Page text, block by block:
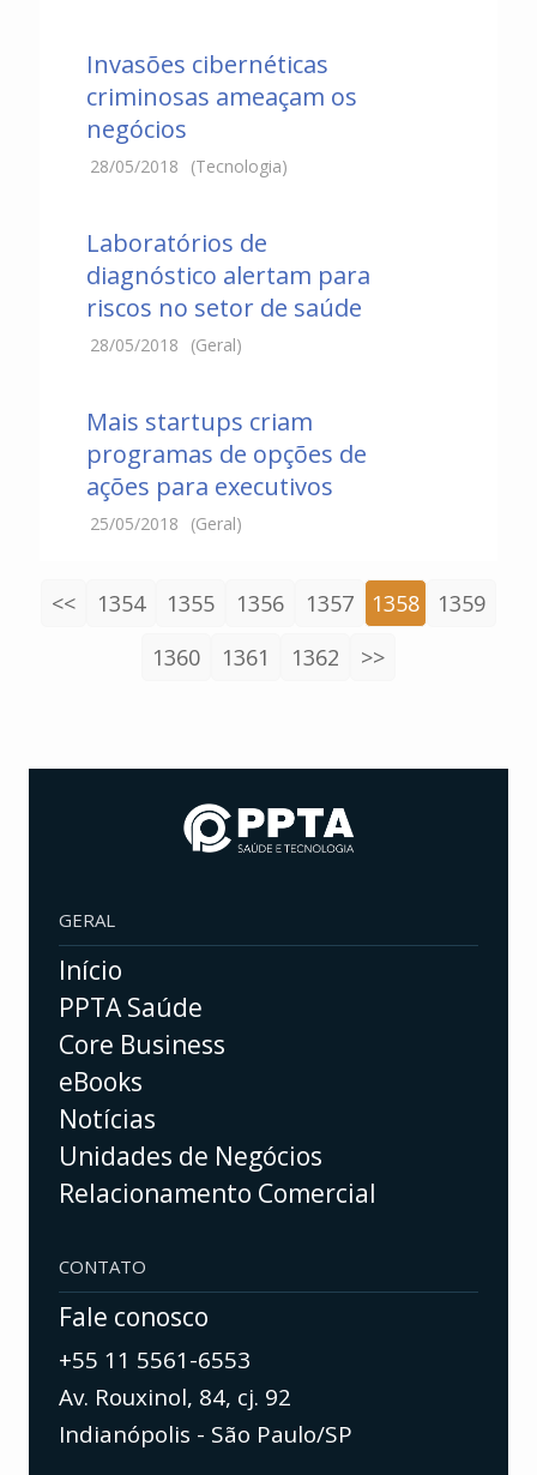
Invasões cibernéticas
criminosas ameaçam os
negócios
28/05/2018 (Tecnologia)
Laboratórios de
diagnóstico alertam para
riscos no setor de saúde
28/05/2018 (Geral)
Mais startups criam
programas de opções de
ações para executivos
25/05/2018 (Geral)
<< 1354 1355 1356 1357 1358
1359
1360
1361 1362 >>
GERAL
Início
PPTA Saúde
Core Business
eBooks
Notícias
Unidades de Negócios
Relacionamento Comercial
CONTATO
Fale conosco
+55 11 5561-6553
Av. Rouxinol, 84, cj. 92
Indianópolis - São Paulo/SP